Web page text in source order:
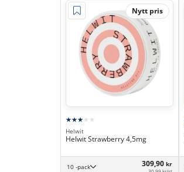
Nytt pris
Helwit
Helwit Strawberry 4,5mg
10 -pack 309,90 kr